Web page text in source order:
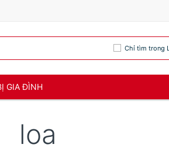
Chỉ tìm trong
GIA ĐÌNH
loa